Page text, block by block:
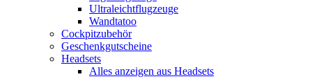
Ultraleichtflugzeuge
Wandtatoo
Cockpitzubehör
Geschenkgutscheine
Headsets
Alles anzeigen aus Headsets